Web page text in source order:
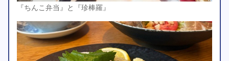
『ちんこ弁当』と『珍棒羅』